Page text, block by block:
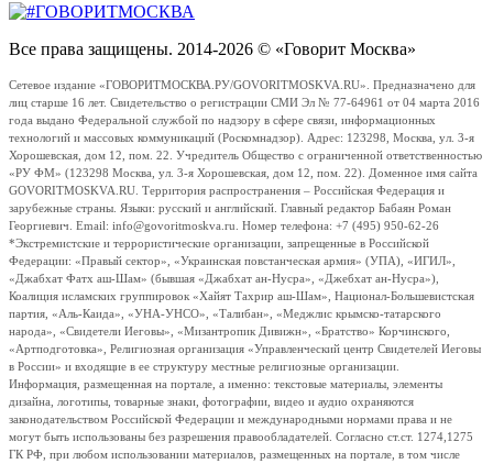
Все права защищены. 2014-2026 © «Говорит Москва»
Сетевое издание «ГОВОРИТМОСКВА.РУ/GOVORITMOSKVA.RU». Предназначено для
лиц старше 16 лет. Свидетельство о регистрации СМИ Эл № 77-64961 от 04 марта 2016
года выдано Федеральной службой по надзору в сфере связи, информационных
технологий и массовых коммуникаций (Роскомнадзор). Адрес: 123298, Москва, ул. 3-я
Хорошевская, дом 12, пом. 22. Учредитель Общество с ограниченной ответственностью
«РУ ФМ» (123298 Москва, ул. 3-я Хорошевская, дом 12, пом. 22). Доменное имя сайта
GOVORITMOSKVA.RU. Территория распространения – Российская Федерация и
зарубежные страны. Языки: русский и английский. Главный редактор Бабаян Роман
Георгиевич. Email: info@govoritmoskva.ru. Номер телефона: +7 (495) 950-62-26
*Экстремистские и террористические организации, запрещенные в Российской
Федерации: «Правый сектор», «Украинская повстанческая армия» (УПА), «ИГИЛ»,
«Джабхат Фатх аш-Шам» (бывшая «Джабхат ан-Нусра», «Джебхат ан-Нусра»),
Коалиция исламских группировок «Хайят Тахрир аш-Шам», Национал-Большевистская
партия, «Аль-Каида», «УНА-УНСО», «Талибан», «Меджлис крымско-татарского
народа», «Свидетели Иеговы», «Мизантропик Дивижн», «Братство» Корчинского,
«Артподготовка», Религиозная организация «Управленческий центр Свидетелей Иеговы
в России» и входящие в ее структуру местные религиозные организации.
Информация, размещенная на портале, а именно: текстовые материалы, элементы
дизайна, логотипы, товарные знаки, фотографии, видео и аудио охраняются
законодательством Российской Федерации и международными нормами права и не
могут быть использованы без разрешения правообладателей. Согласно ст.ст. 1274,1275
ГК РФ, при любом использовании материалов, размещенных на портале, в том числе